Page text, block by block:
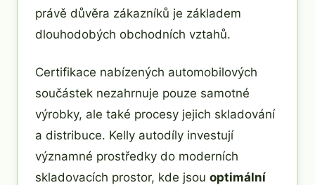
právě důvěra zákazníků je základem
dlouhodobých obchodních vztahů.
Certifikace nabízených automobilových
součástek nezahrnuje pouze samotné
výrobky, ale také procesy jejich skladování
a distribuce. Kelly autodíly investují
významné prostředky do moderních
skladovacích prostor, kde jsou optimální